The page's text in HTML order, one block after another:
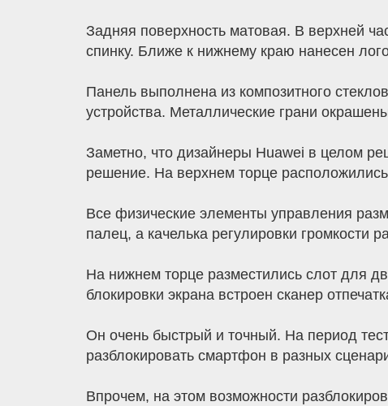
Задняя поверхность матовая. В верхней
спинку. Ближе к нижнему краю нанесен
Панель выполнена из композитного
устройства. Металлические грани
Заметно, что дизайнеры Huawei в целом
решение. На верхнем торце
Все физические элементы управления
палец, а качелька регулировки
На нижнем торце разместились слот для
блокировки экрана встроен сканер
Он очень быстрый и точный. На период
разблокировать смартфон в разных
Впрочем, на этом возможности